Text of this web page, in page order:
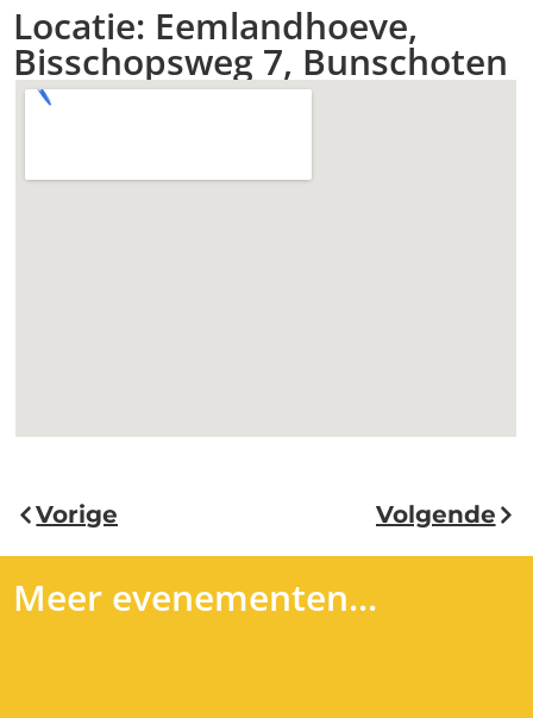
Locatie: Eemlandhoeve,
Bisschopsweg 7, Bunschoten
Vorige Volgende
Meer evenementen...